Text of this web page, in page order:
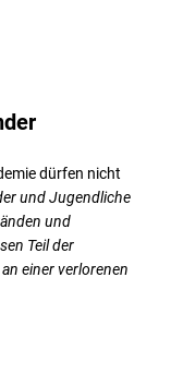
dürfen nicht
und Jugendliche
und
Teil der
einer verlorenen